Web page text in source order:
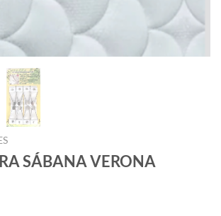
SÁBANA VERONA